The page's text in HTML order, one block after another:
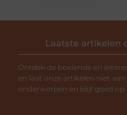
Laatste artikelen
Ontdek de boeiende en
en laat onze artikelen niet
onderwerpen en blijf goed op